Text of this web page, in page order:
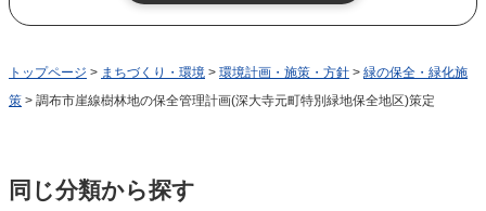
トップページ > まちづくり・環境 > 環境計画・施策・方針 > 緑の保全・緑化施
策 > 調布市崖線樹林地の保全管理計画(深大寺元町特別緑地保全地区)策定
同じ分類から探す